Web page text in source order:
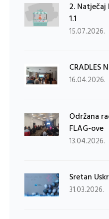
2.
1.1
15.07.2026.
CRADLES
16.04.2026.
Održana
FLAG-ove
13.04.2026.
Sretan
31.03.2026.